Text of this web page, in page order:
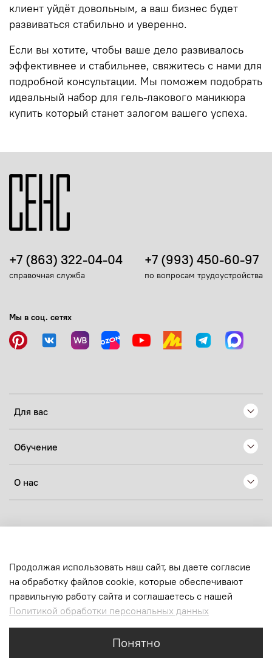
клиент уйдёт довольным, а ваш бизнес будет
развиваться стабильно и уверенно.
Если вы хотите, чтобы ваше дело развивалось
эффективнее и стабильнее, свяжитесь с нами для
подробной консультации. Мы поможем подобрать
идеальный набор для гель-лакового маникюра
купить который станет залогом вашего успеха.
Для вас
Обучение
О нас
+7 (863) 322-04-04
справочная служба
+7 (993) 450-60-97
по вопросам трудоустройства
Мы в соц. сетях
sens.production@yandex.ru
ИП Хачатрян Нелли Ашотовна
ОГРНИП:324619600223144
ИНН:616710659120
email:sens.production@yandex.ru
Продолжая использовать наш сайт, вы даете согласие
на обработку файлов cookie, которые обеспечивают
правильную работу сайта и соглашаетесь с нашей
Политикой обработки персональных данных
Понятно